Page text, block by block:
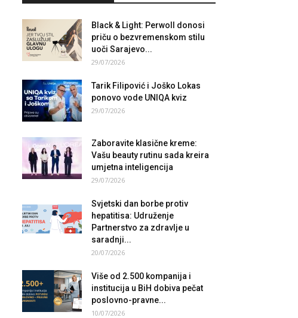
Black & Light: Perwoll donosi
priču o bezvremenskom stilu
uoči Sarajevo...
29/07/2026
Tarik Filipović i Joško Lokas
ponovo vode UNIQA kviz
29/07/2026
Zaboravite klasične kreme:
Vašu beauty rutinu sada kreira
umjetna inteligencija
29/07/2026
Svjetski dan borbe protiv
hepatitisa: Udruženje
Partnerstvo za zdravlje u
saradnji...
20/07/2026
Više od 2.500 kompanija i
institucija u BiH dobiva pečat
poslovno-pravne...
10/07/2026